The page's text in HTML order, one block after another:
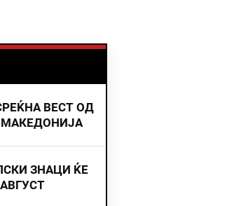
ВЕСТ ОД
ЗНАЦИ ЌЕ